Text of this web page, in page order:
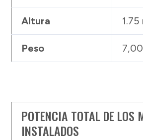
Altura 1.75
Peso
POTENCIA TOTAL DE LOS
INSTALADOS